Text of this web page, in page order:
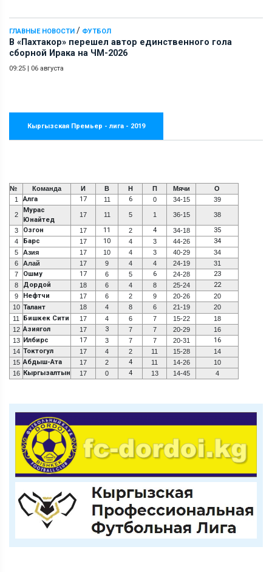
ГЛАВНЫЕ НОВОСТИ / ФУТБОЛ
В «Пахтакор» перешел автор единственного гола
сборной Ирака на ЧМ-2026
09:25 | 06 августа
Кыргызская Премьер - лига - 2019
№ Команда И В Н П Мячи
О
1
Алга 17 11 6 0 34-15 39
2
Мурас
Юнайтед
17 11 5 1 36-15 38
3 Озгон 17 11 2 4 34-18 35
4 Барс 17 10 4 3 44-26 34
5 Азия 17 10 4 3 40-29
34
6
Алай 17 9 4 4 24-19
31
7
Ошму 17 6 5 6 24-28 23
8 Дордой 18 6 4 8 25-24 22
9 Нефтчи 17 6 2 9 20-26
20
10 Талант 18 4 8 6 21-19
20
11
Бишкек Сити 17 4 6 7 15-22
18
12 Азиягол 17 3 7 7 20-29
16
13 Илбирс 17 3 7 7 20-31 16
14 Токтогул 17 4 2 11 15-28
14
15 Абдыш-Ата 17 2 4 11 14-26
10
16 Кыргызалтын 17 0 4 13 14-45 4